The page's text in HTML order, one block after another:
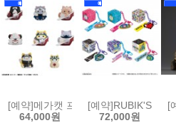
[예약]메가캣 프로젝트 냐루토 나루
64,000원
[예약]RUBIK'S ID
72,000원
[